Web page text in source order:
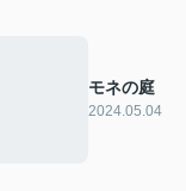
モネの庭
2024.05.04